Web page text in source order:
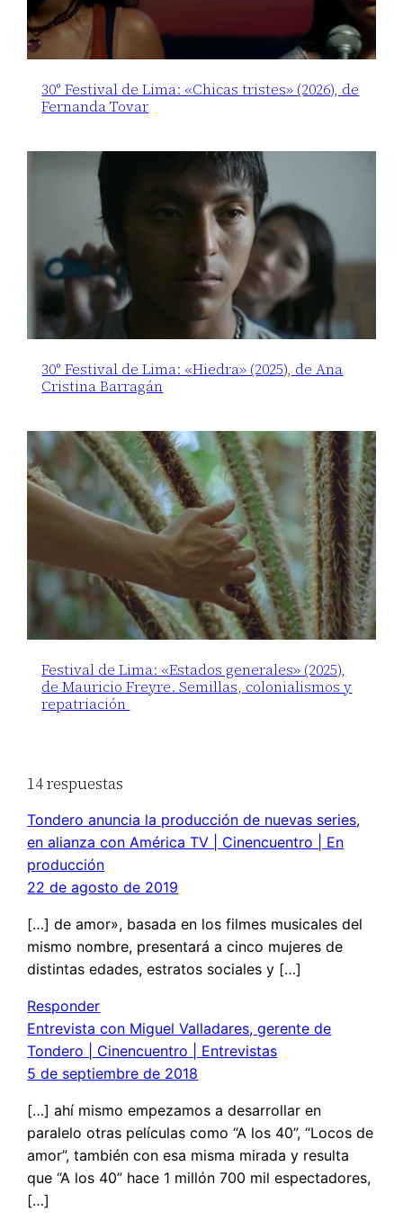
30° Festival de Lima: «Chicas tristes» (2026), de
Fernanda Tovar
30° Festival de Lima: «Hiedra» (2025), de Ana
Cristina Barragán
Festival de Lima: «Estados generales» (2025),
de Mauricio Freyre. Semillas, colonialismos y
repatriación
14 respuestas
Tondero anuncia la producción de nuevas series,
en alianza con América TV | Cinencuentro | En
producción
22 de agosto de 2019
[…] de amor», basada en los filmes musicales del
mismo nombre, presentará a cinco mujeres de
distintas edades, estratos sociales y […]
Responder
Entrevista con Miguel Valladares, gerente de
Tondero | Cinencuentro | Entrevistas
5 de septiembre de 2018
[…] ahí mismo empezamos a desarrollar en
paralelo otras películas como “A los 40”, “Locos de
amor”, también con esa misma mirada y resulta
que “A los 40” hace 1 millón 700 mil espectadores,
[…]